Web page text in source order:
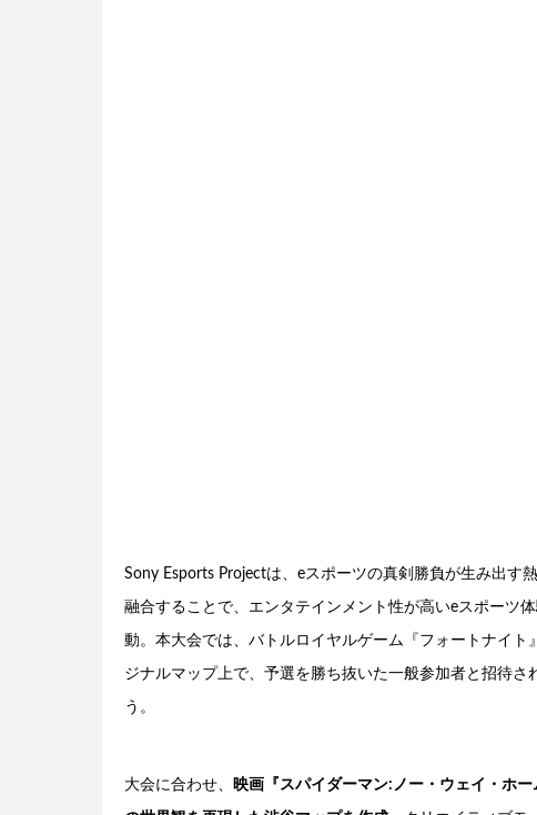
Sony Esports Projectは、eスポーツの真剣勝負が生み出す
融合することで、エンタテインメント性が高いeスポーツ
動。本大会では、バトルロイヤルゲーム『フォートナイ
ジナルマップ上で、予選を勝ち抜いた一般参加者と招待
う。
大会に合わせ、 映画『スパイダーマン:ノー・ウェイ・ホ